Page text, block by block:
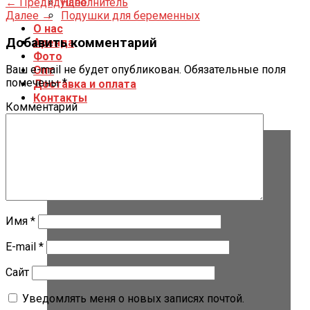
Подушки для беременных
О нас
Аренда
Фото
Опт
Доставка и оплата
Контакты
Далее →
Добавить комментарий
Ваш e-mail не будет опубликован. Обязательные поля
помечены*
Комментарий
Имя *
E-mail *
Сайт
Уведомлять меня о новых записях почтой.